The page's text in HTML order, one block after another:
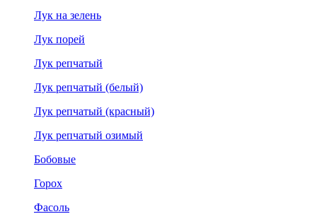
Лук на зелень
Лук порей
Лук репчатый
Лук репчатый (белый)
Лук репчатый (красный)
Лук репчатый озимый
Бобовые
Горох
Фасоль